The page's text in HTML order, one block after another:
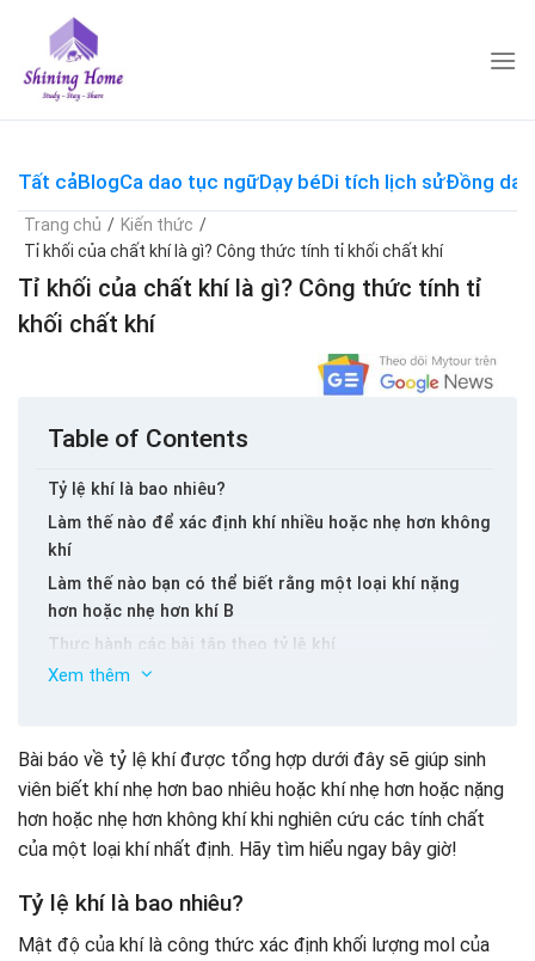
content
Tất cảBlogCa dao tục ngữDạy béDi tích lịch sửĐồng dao
Trang chủ / Kiến thức /
Tỉ khối của chất khí là gì? Công thức tính tỉ khối chất khí
Tỉ khối của chất khí là gì? Công thức tính tỉ
khối chất khí
Table of Contents
Tỷ lệ khí là bao nhiêu?
Làm thế nào để xác định khí nhiều hoặc nhẹ hơn không
khí
Làm thế nào bạn có thể biết rằng một loại khí nặng
hơn hoặc nhẹ hơn khí B
Thực hành các bài tập theo tỷ lệ khí
Xem thêm
Bài báo về tỷ lệ khí được tổng hợp dưới đây sẽ giúp sinh
viên biết khí nhẹ hơn bao nhiêu hoặc khí nhẹ hơn hoặc nặng
hơn hoặc nhẹ hơn không khí khi nghiên cứu các tính chất
của một loại khí nhất định. Hãy tìm hiểu ngay bây giờ!
Tỷ lệ khí là bao nhiêu?
Mật độ của khí là công thức xác định khối lượng mol của